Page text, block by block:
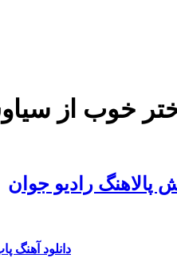
خوب از
پالاهنگ رادیو جوان
دانلود آهنگ